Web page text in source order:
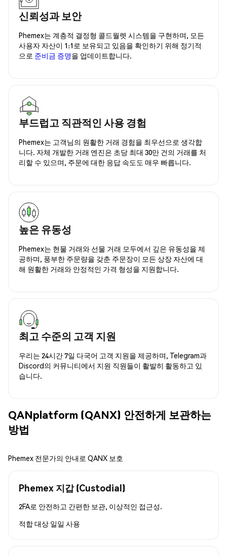
신뢰성과 보안
Phemex는 계층적 결정형 콜드월렛 시스템을 구현하며, 모든
사용자 자산이 1:1로 보유되고 있음을 확인하기 위해 정기적
으로 준비금 증명을 업데이트합니다.
부드럽고 직관적인 사용 경험
Phemex는 고객님의 원활한 거래 경험을 최우선으로 생각합
니다. 자체 개발한 거래 엔진은 초당 최대 30만 건의 거래를 처
리할 수 있으며, 주문에 대한 응답 속도도 매우 빠릅니다.
높은 유동성
Phemex는 현물 거래와 선물 거래 모두에서 깊은 유동성을 제
공하며, 풍부한 주문량을 갖춘 주문장이 모든 상장 자산에 대
해 원활한 거래와 안정적인 가격 형성을 지원합니다.
최고 수준의 고객 지원
우리는 24시간 7일 다국어 고객 지원을 제공하며, Telegram과
Discord의 커뮤니티에서 지원 직원들이 활발히 활동하고 있
습니다.
QANplatform (QANX) 안전하게 보관하는
방법
Phemex 전문가의 안내로 QANX 보호
Phemex 지갑 (Custodial)
2FA로 안전하고 간편한 보관, 이상적인 접근성.
적합 대상 일일 사용